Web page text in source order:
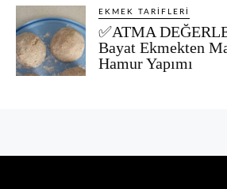
EKMEK TARIFLERI
✅ATMA
Bayat Ekmekten
Hamur Yapımı